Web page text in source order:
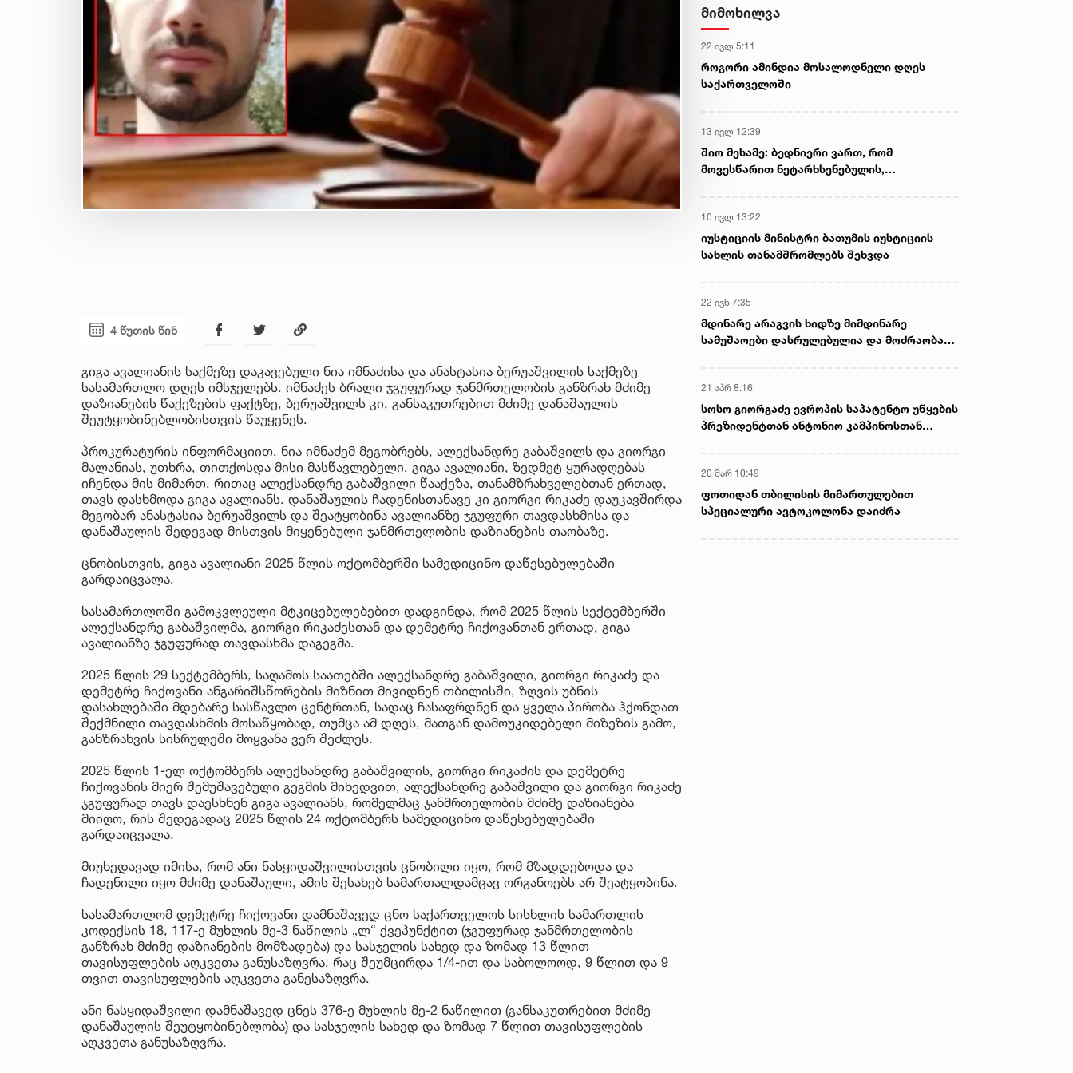
4 წუთის წინ
გიგა ავალიანის საქმეზე დაკავებული ნია იმნაძისა და ანასტასია ბერუაშვილის საქმეზე
სასამართლო დღეს იმსჯელებს. იმნაძეს ბრალი ჯგუფურად ჯანმრთელობის განზრახ მძიმე
დაზიანების წაქეზების ფაქტზე, ბერუაშვილს კი, განსაკუთრებით მძიმე დანაშაულის
შეუტყობინებლობისთვის წაუყენეს.
პროკურატურის ინფორმაციით, ნია იმნაძემ მეგობრებს, ალექსანდრე გაბაშვილს და გიორგი
მალანიას, უთხრა, თითქოსდა მისი მასწავლებელი, გიგა ავალიანი, ზედმეტ ყურადღებას
იჩენდა მის მიმართ, რითაც ალექსანდრე გაბაშვილი წააქეზა, თანამზრახველებთან ერთად,
თავს დასხმოდა გიგა ავალიანს. დანაშაულის ჩადენისთანავე კი გიორგი რიკაძე დაუკავშირდა
მეგობარ ანასტასია ბერუაშვილს და შეატყობინა ავალიანზე ჯგუფური თავდასხმისა და
დანაშაულის შედეგად მისთვის მიყენებული ჯანმრთელობის დაზიანების თაობაზე.
ცნობისთვის, გიგა ავალიანი 2025 წლის ოქტომბერში სამედიცინო დაწესებულებაში
გარდაიცვალა.
სასამართლოში გამოკვლეული მტკიცებულებებით დადგინდა, რომ 2025 წლის სექტემბერში
ალექსანდრე გაბაშვილმა, გიორგი რიკაძესთან და დემეტრე ჩიქოვანთან ერთად, გიგა
ავალიანზე ჯგუფურად თავდასხმა დაგეგმა.
2025 წლის 29 სექტემბერს, საღამოს საათებში ალექსანდრე გაბაშვილი, გიორგი რიკაძე და
დემეტრე ჩიქოვანი ანგარიშსწორების მიზნით მივიდნენ თბილისში, ზღვის უბნის
დასახლებაში მდებარე სასწავლო ცენტრთან, სადაც ჩასაფრდნენ და ყველა პირობა ჰქონდათ
შექმნილი თავდასხმის მოსაწყობად, თუმცა ამ დღეს, მათგან დამოუკიდებელი მიზეზის გამო,
განზრახვის სისრულეში მოყვანა ვერ შეძლეს.
2025 წლის 1-ელ ოქტომბერს ალექსანდრე გაბაშვილის, გიორგი რიკაძის და დემეტრე
ჩიქოვანის მიერ შემუშავებული გეგმის მიხედვით, ალექსანდრე გაბაშვილი და გიორგი რიკაძე
ჯგუფურად თავს დაესხნენ გიგა ავალიანს, რომელმაც ჯანმრთელობის მძიმე დაზიანება
მიიღო, რის შედეგადაც 2025 წლის 24 ოქტომბერს სამედიცინო დაწესებულებაში
გარდაიცვალა.
მიუხედავად იმისა, რომ ანი ნასყიდაშვილისთვის ცნობილი იყო, რომ მზადდებოდა და
ჩადენილი იყო მძიმე დანაშაული, ამის შესახებ სამართალდამცავ ორგანოებს არ შეატყობინა.
სასამართლომ დემეტრე ჩიქოვანი დამნაშავედ ცნო საქართველოს სისხლის სამართლის
კოდექსის 18, 117-ე მუხლის მე-3 ნაწილის „ლ“ ქვეპუნქტით (ჯგუფურად ჯანმრთელობის
განზრახ მძიმე დაზიანების მომზადება) და სასჯელის სახედ და ზომად 13 წლით
თავისუფლების აღკვეთა განუსაზღვრა, რაც შეუმცირდა 1/4-ით და საბოლოოდ, 9 წლით და 9
თვით თავისუფლების აღკვეთა განესაზღვრა.
ანი ნასყიდაშვილი დამნაშავედ ცნეს 376-ე მუხლის მე-2 ნაწილით (განსაკუთრებით მძიმე
დანაშაულის შეუტყობინებლობა) და სასჯელის სახედ და ზომად 7 წლით თავისუფლების
აღკვეთა განუსაზღვრა.
მიმოხილვა
22 ივლ 5:11
როგორი ამინდია მოსალოდნელი დღეს
საქართველოში
13 ივლ 12:39
შიო მესამე: ბედნიერი ვართ, რომ
მოვესწარით ნეტარხსენებულის,
10 ივლ 13:22
იუსტიციის მინისტრი ბათუმის იუსტიციის
სახლის თანამშრომლებს შეხვდა
22 ივნ 7:35
მდინარე არაგვის ხიდზე მიმდინარე
სამუშაოები დასრულებულია და მოძრაობა
21 აპრ 8:16
სოსო გიორგაძე ევროპის საპატენტო უწყების
პრეზიდენტთან ანტონიო კამპინოსთან
20 მარ 10:49
ფოთიდან თბილისის მიმართულებით
სპეციალური ავტოკოლონა დაიძრა